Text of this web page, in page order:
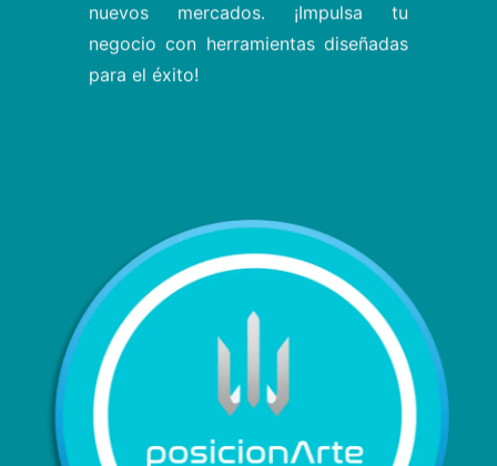
nuevos mercados. ¡Impulsa tu
negocio con herramientas diseñadas
para el éxito!